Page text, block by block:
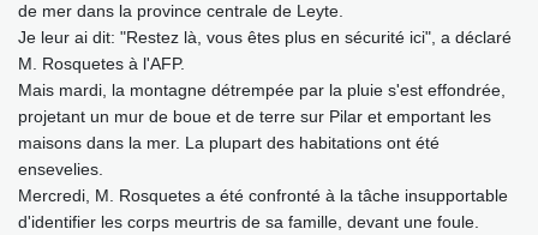
de mer dans la province centrale de Leyte.
Je leur ai dit: "Restez là, vous êtes plus en sécurité ici", a déclaré
M. Rosquetes à l'AFP.
Mais mardi, la montagne détrempée par la pluie s'est effondrée,
projetant un mur de boue et de terre sur Pilar et emportant les
maisons dans la mer. La plupart des habitations ont été
ensevelies.
Mercredi, M. Rosquetes a été confronté à la tâche insupportable
d'identifier les corps meurtris de sa famille, devant une foule.